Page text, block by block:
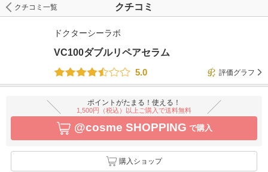
クチコミ
クチコミ一覧
ドクターシーラボ
VC100ダブルリペアセラム
5.0
評価グラフ
ポイントがたまる！使える！
1,500円（税込）以上ご購入で送料無料
@cosme SHOPPING で購入
購入ショップ